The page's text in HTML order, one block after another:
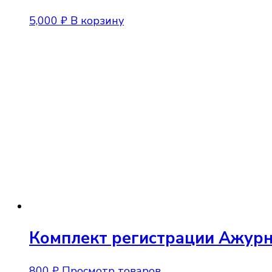
5,000 ₽ В корзину
Комплект регистрации